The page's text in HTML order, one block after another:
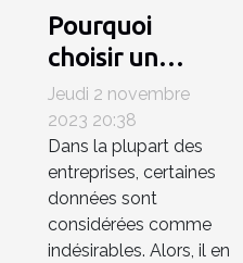
Pourquoi
choisir un
destructeur de
documents
pour la
surpression des
documents ?
Jeudi 2 novembre
2023 20:38
Dans la plupart des
entreprises, certaines
données sont
considérées comme
indésirables. Alors, il en